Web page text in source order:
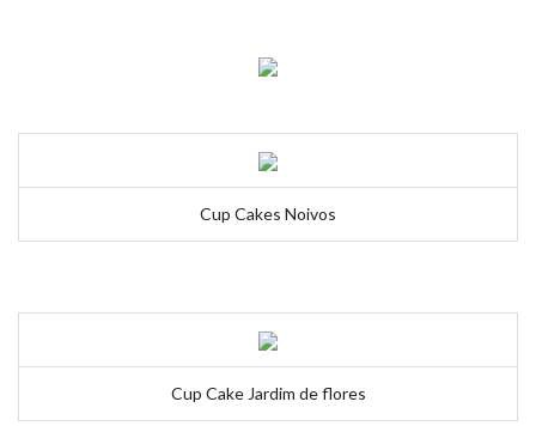
Cup Cakes Noivos
Cup Cake Jardim de flores